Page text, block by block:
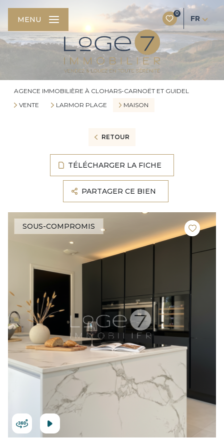
0
FR
MENU
AGENCE IMMOBILIÈRE À CLOHARS-CARNOËT ET GUIDEL
VENTE
LARMOR PLAGE MAISON
RETOUR
TÉLÉCHARGER LA FICHE
PARTAGER CE BIEN
SOUS-COMPROMIS